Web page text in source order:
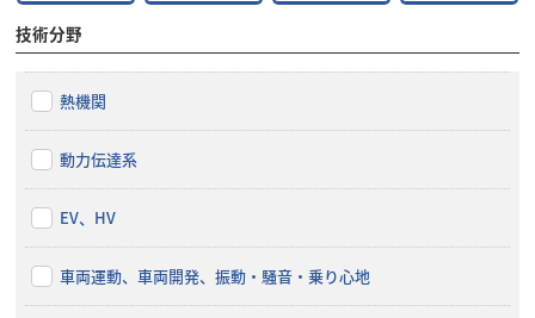
技術分野
熱機関
動力伝達系
EV、HV
車両運動、車両開発、振動・騒音・乗り心地